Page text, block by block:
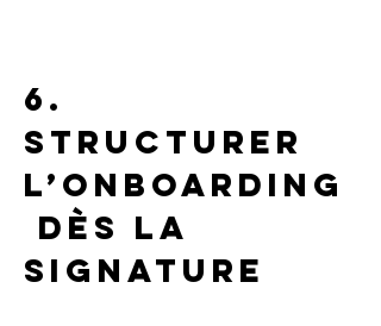
6.
Structurer
l’onboarding
dès la
signature